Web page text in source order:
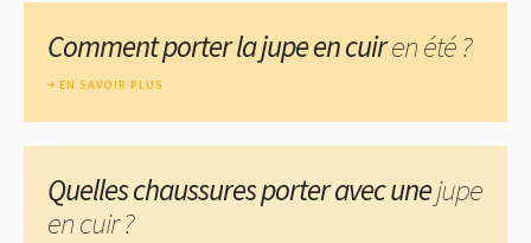
Comment porter la jupe en cuiren été ?
EN SAVOIR PLUS
Quelles chaussures porter avec unejupe
en cuir ?